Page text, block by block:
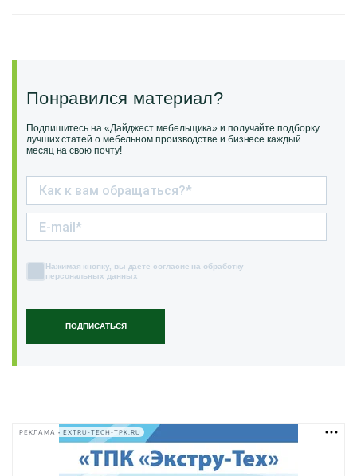
Понравился материал?
Подпишитесь на «Дайджест мебельщика» и получайте подборку
лучших статей о мебельном производстве и бизнесе каждый
месяц на свою почту!
ПОДПИСАТЬСЯ
Нажимая кнопку, вы даете согласие на обработку
персональных данных
РЕКЛАМА • EXTRU-TECH-TPK.RU